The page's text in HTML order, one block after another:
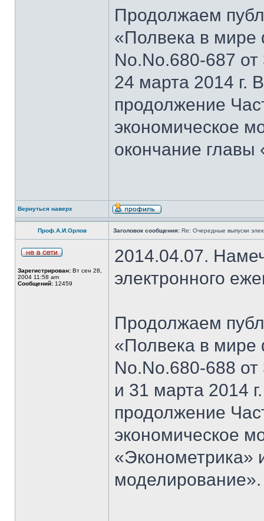
Продолжаем
«Полвека в мире
No.No.680-687
24 марта 2014 г.
продолжение
экономическое
окончание
Вернуться наверх
Проф.А.И.Орлов Заголовок сообщения: Re: Очередные выпуски
Зарегистрирован: Вт сен 28,
2004 11:58 am
Сообщений: 12459
2014.04.07.
электронного
Продолжаем
«Полвека в мире
No.No.680-688
и 31 марта 2014
продолжение
экономическое
«Эконометрика»
моделирование».